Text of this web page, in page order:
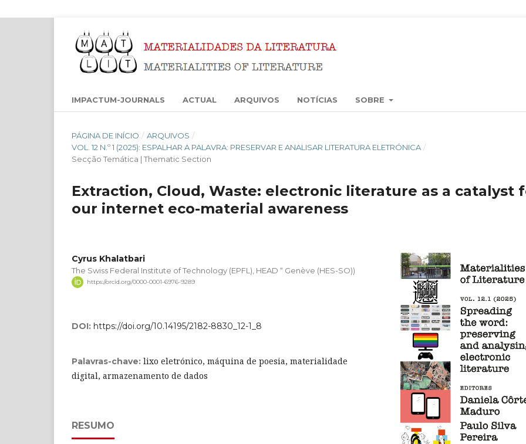
IMPACTUM-JOURNALS ACTUAL ARQUIVOS NOTÍCIAS SOBRE
PÁGINA DE INÍCIO / ARQUIVOS /
VOL. 12 N.º 1 (2025): ESPALHAR A PALAVRA: PRESERVAR E ANALISAR LITERATURA ELETRÓNICA /
Secção Temática | Thematic Section
Extraction, Cloud, Waste: electronic literature as a catalyst
our internet eco-material awareness
Cyrus Khalatbari
The Swiss Federal Institute of Technology (EPFL), HEAD “ Genève (HES-SO))
https://orcid.org/0000-0001-6976-9289
DOI: https://doi.org/10.14195/2182-8830_12-1_8
Palavras-chave: lixo eletrónico, máquina de poesia, materialidade
digital, armazenamento de dados
RESUMO